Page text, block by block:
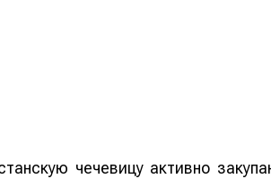
чечевицу активно